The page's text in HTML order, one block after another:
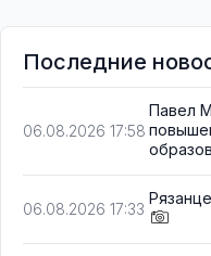
Последние
06.08.2026 17:58
Павел
06.08.2026 17:33